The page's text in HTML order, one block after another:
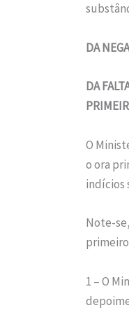
DA
DA
O
o ora
indícios
Note-
1 – O